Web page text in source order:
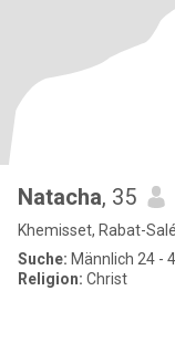
Natacha, 35
Khemisset, Rabat-
Suche: Männlich 24 -
Religion: Christ